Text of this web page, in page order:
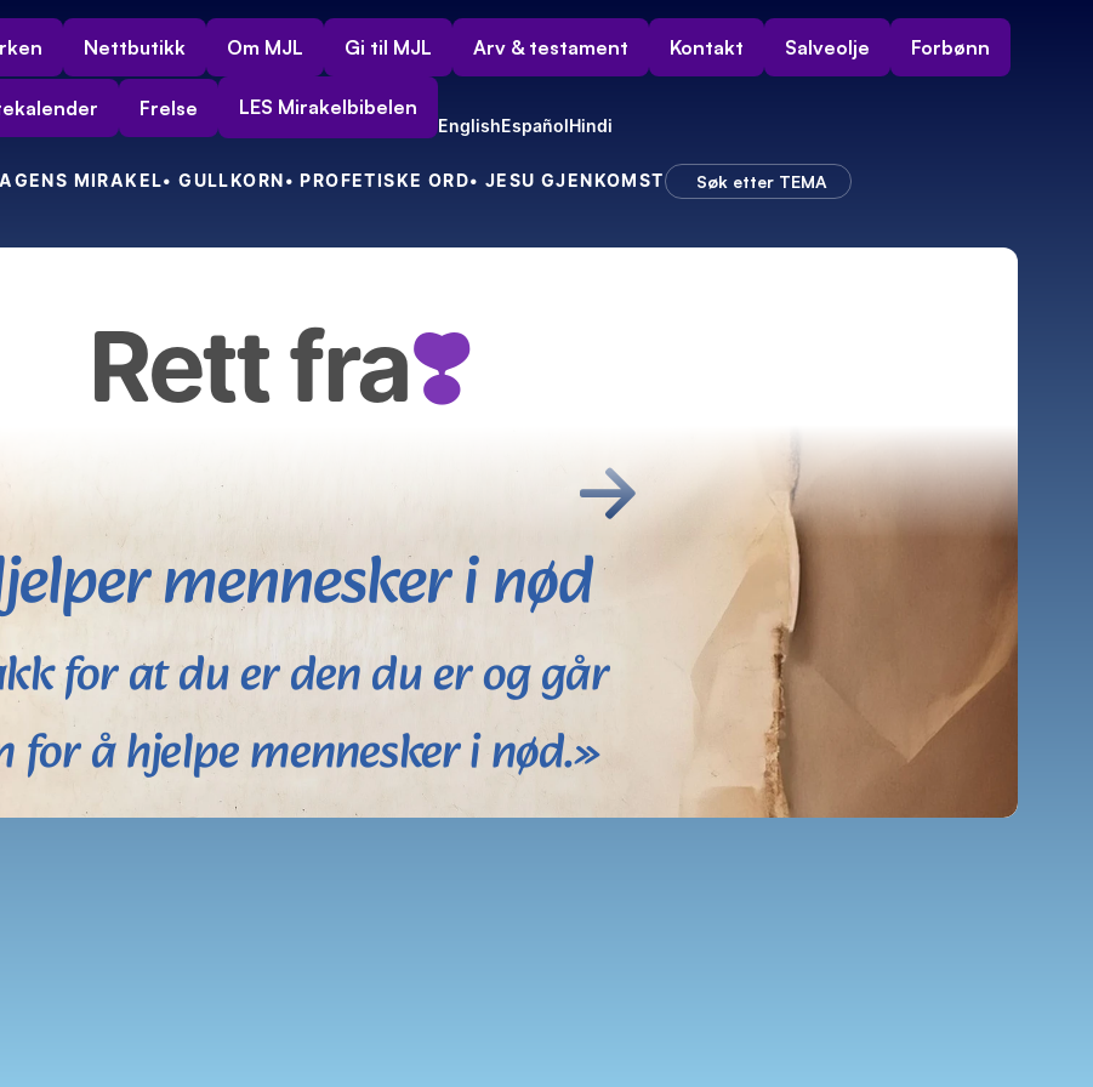
Nettbutikk Om MJL Gi til MJL Arv & testament Kontakt Salveolje Forbønn
Frelse LES Mirakelbibelen
EnglishEspañolHindi
MIRAKEL• GULLKORN• PROFETISKE ORD• JESU GJENKOMST Søk etter TEMA
Rett fra❣️
→
mennesker i nød
for at du er den du er og går
for å hjelpe mennesker i nød.»